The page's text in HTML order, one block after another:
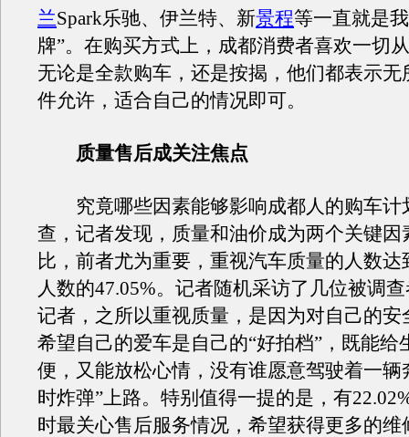
兰Spark乐驰、伊兰特、新景程等一直就是
牌”。在购买方式上，成都消费者喜欢一切
无论是全款购车，还是按揭，他们都表示无
件允许，适合自己的情况即可。
质量售后成关注焦点
究竟哪些因素能够影响成都人的购车计
查，记者发现，质量和油价成为两个关键因
比，前者尤为重要，重视汽车质量的人数达
人数的47.05%。记者随机采访了几位被调
记者，之所以重视质量，是因为对自己的安
希望自己的爱车是自己的“好拍档”，既能给
便，又能放松心情，没有谁愿意驾驶着一辆
时炸弹”上路。特别值得一提的是，有
时最关心售后服务情况，希望获得更多的维